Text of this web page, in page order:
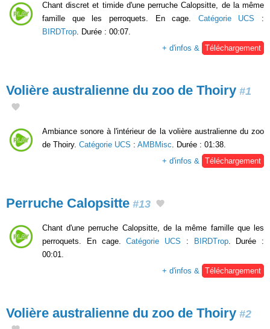
Chant discret et timide d'une perruche Calopsitte, de la même
famille que les perroquets. En cage. Catégorie UCS :
BIRDTrop. Durée : 00:07.
+ d'infos & Téléchargement
Volière australienne du zoo de Thoiry #1
Ambiance sonore à l'intérieur de la volière australienne du zoo
de Thoiry. Catégorie UCS : AMBMisc . Durée : 01:38.
+ d'infos &
Téléchargement
Perruche Calopsitte #13
Chant d'une perruche Calopsitte, de la même famille que les
perroquets. En cage.Catégorie UCS : BIRDTrop. Durée :
00:01.
+ d'infos &
Téléchargement
Volière australienne du zoo de Thoiry #2